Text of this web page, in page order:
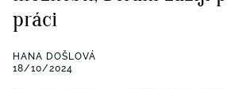
PSYCHOLOGIE
Seberozvoj
ZDRAVÍ
práci
HANA DOŠLOVÁ
18/10/2024